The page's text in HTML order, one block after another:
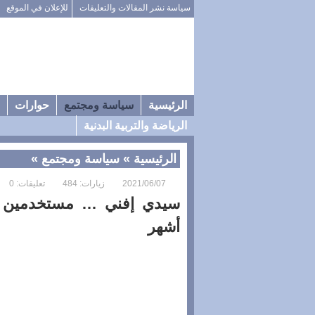
سياسة نشر المقالات والتعليقات للإعلان في الموقع
الرئيسية سياسة ومجتمع حوارات
الرياضة والتربية البدنية
الرئيسية » سياسة ومجتمع »
2021/06/07 زيارات: 484 تعليقات: 0
أشهر